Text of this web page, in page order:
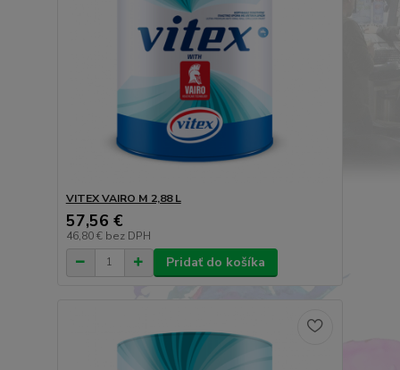
VITEX VAIRO M 2,88 L
57,56 €
46,80 € bez DPH
Pridať do košíka